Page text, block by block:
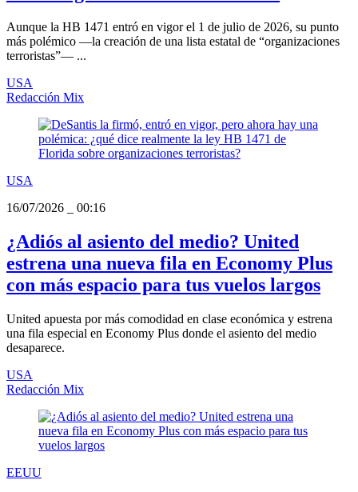
Aunque la HB 1471 entró en vigor el 1 de julio de 2026, su punto
más polémico —la creación de una lista estatal de “organizaciones
terroristas”— ...
USA
Redacción Mix
USA
16/07/2026
00:16
¿Adiós al asiento del medio? United
estrena una nueva fila en Economy Plus
con más espacio para tus vuelos largos
United apuesta por más comodidad en clase económica y estrena
una fila especial en Economy Plus donde el asiento del medio
desaparece.
USA
Redacción Mix
EEUU